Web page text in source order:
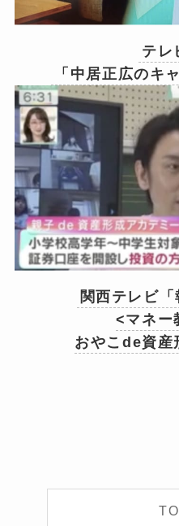
テレ
「中居正広のキ
関西テレビ「
<マネー
おやこde資産